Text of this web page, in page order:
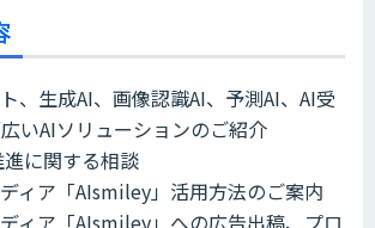
、生成AI、画像認識AI、予測AI、AI受
いAIソリューションのご紹介
進に関する相談
ィア「AIsmiley」活用方法のご案内
ィア「AIsmiley」への広告出稿、プロ